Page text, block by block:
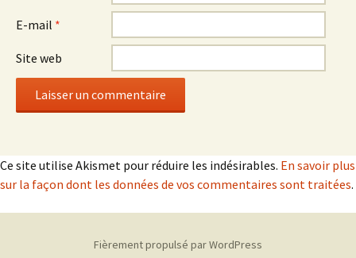
E-mail *
Site web
Ce site utilise Akismet pour réduire les indésirables. En savoir plus
sur la façon dont les données de vos commentaires sont traitées.
Fièrement propulsé par WordPress